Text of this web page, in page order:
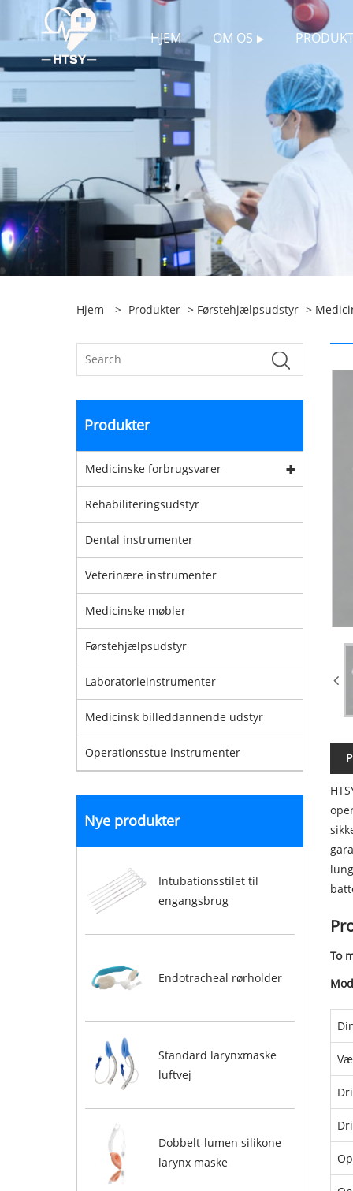
HJEM OM OS
Hjem > Produkter > Førstehjælpsudstyr >
Produkter
Medicinske forbrugsvarer
Rehabiliteringsudstyr
Dental instrumenter
Veterinære instrumenter
Medicinske møbler
Førstehjælpsudstyr
Laboratorieinstrumenter
Medicinsk billeddannende udstyr
Operationsstue instrumenter
Nye produkter
Intubationsstilet til
engangsbrug
Endotracheal rørholder
Standard larynxmaske
luftvej
Dobbelt-lumen silikone
larynx maske
To